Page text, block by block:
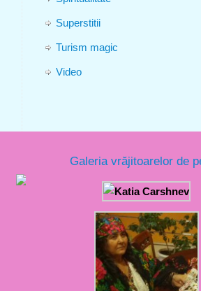
Superstitii
Turism magic
Video
Galeria vrăjitoarelor de